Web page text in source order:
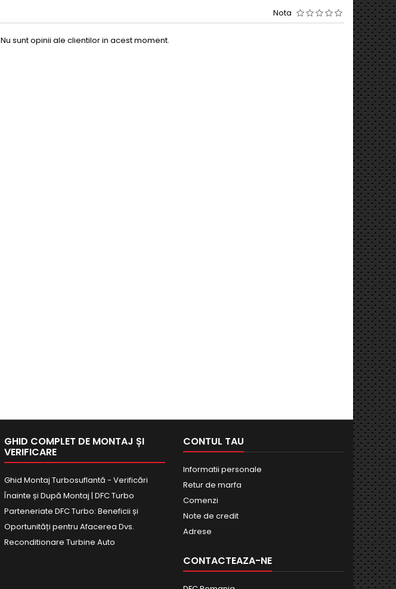
Nota
Nu sunt opinii ale clientilor in acest moment.
GHID COMPLET DE MONTAJ ȘI
VERIFICARE
Ghid Montaj Turbosuflantă - Verificări
Înainte și După Montaj | DFC Turbo
Parteneriate DFC Turbo: Beneficii și
Oportunități pentru Afacerea Dvs.
Reconditionare Turbine Auto
CONTUL TAU
Informatii personale
Retur de marfa
Comenzi
Note de credit
Adrese
CONTACTEAZA-NE